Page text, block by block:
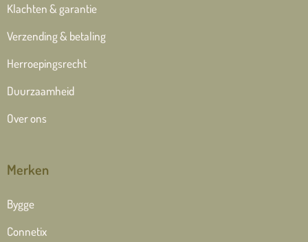
Klachten & garantie
Verzending & betaling
Herroepingsrecht
Duurzaamheid
Over ons
Merken
Bygge
Connetix